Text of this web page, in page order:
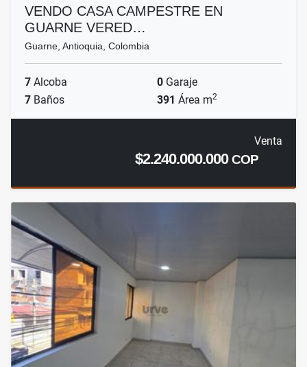
VENDO CASA CAMPESTRE EN
GUARNE VERED…
Guarne, Antioquia, Colombia
7 Alcoba 0 Garaje
7 Baños 391 Área m2
Venta
$2.240.000.000COP